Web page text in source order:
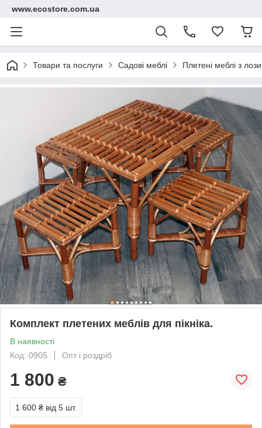
www.ecostore.com.ua
Товари та послуги Садові меблі Плетені меблі з лози
Комплект плетених меблів для пікніка.
В наявності
Код: 0905
Опт і роздріб
1 800 ₴
1 600 ₴ від 5 шт.